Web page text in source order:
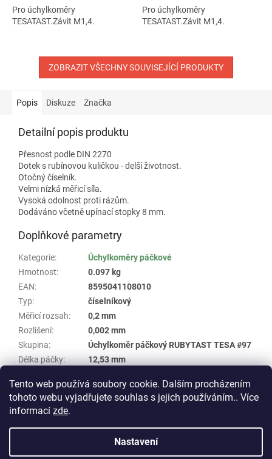
Tento web používá soubory cookie. Dalším procházením
tohoto webu vyjadřujete souhlas s jejich používáním.. Více
informací zde.
Nastavení
Pro úchylkoměry
TESATAST.Závit M1,4.
Pro úchylkoměry
TESATAST.Závit M1,4.
ZOBRAZIT VŠECHNY SOUVISEJÍCÍ PRODUKTY
Popis Diskuze Značka
Detailní popis produktu
Přesnost podle DIN 2270
Dotek s rubínovou kuličkou - delší životnost.
Otočný číselník.
Velmi nízká měřicí síla.
Vysoká odolnost proti rázům.
Dodáváno včetně upínací stopky 8 mm.
Doplňkové parametry
Kategorie:
Úchylkoměry páčkové
Hmotnost:
0.097 kg
EAN:
8595041108010
Typ:
číselníkový
Měřicí rozsah:
0,2 mm
Rozlišení:
0,002 mm
Skupina:
Úchylkoměr páčkový RUBYTAST TESA #97
Délka páčky:
12,53 mm